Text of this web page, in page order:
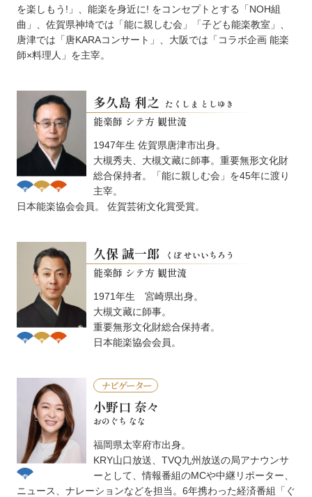
を楽しもう!」、能楽を身近に! をコンセプトとする「NOH組
曲」、佐賀県神埼では「能に親しむ会」「子ども能楽教室」、
唐津では「唐KARAコンサート」、大阪では「コラボ企画 能楽
師×料理人」を主宰。
多久島 利之 たくしま としゆき
能楽師 シテ方 観世流
1947年生 佐賀県唐津市出身。
大槻秀夫、大槻文藏に師事。重要無形文化財
総合保持者。「能に親しむ会」を45年に渡り
主宰。
日本能楽協会会員。 佐賀芸術文化賞受賞。
久保 誠一郎 くぼ せいいちろう
能楽師 シテ方 観世流
1971年生 宮崎県出身。
大槻文藏に師事。
重要無形文化財総合保持者。
日本能楽協会会員。
ナビゲーター
小野口 奈々
おのぐち なな
福岡県太宰府市出身。
KRY山口放送、TVQ九州放送の局アナウンサ
ーとして、情報番組のMCや中継リポーター、
ニュース、ナレーションなどを担当。6年携わった経済番組「ぐ